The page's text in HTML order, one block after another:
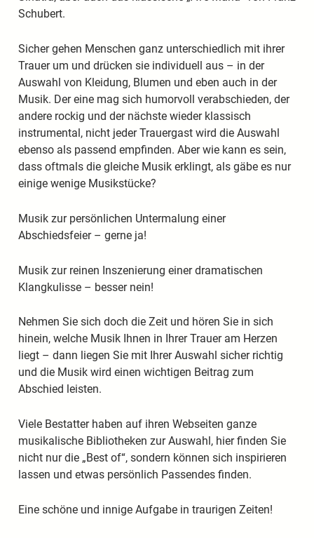
Schubert.
Sicher gehen Menschen ganz unterschiedlich mit ihrer
Trauer um und drücken sie individuell aus – in der
Auswahl von Kleidung, Blumen und eben auch in der
Musik. Der eine mag sich humorvoll verabschieden, der
andere rockig und der nächste wieder klassisch
instrumental, nicht jeder Trauergast wird die Auswahl
ebenso als passend empfinden. Aber wie kann es sein,
dass oftmals die gleiche Musik erklingt, als gäbe es nur
einige wenige Musikstücke?
Musik zur persönlichen Untermalung einer
Abschiedsfeier – gerne ja!
Musik zur reinen Inszenierung einer dramatischen
Klangkulisse – besser nein!
Nehmen Sie sich doch die Zeit und hören Sie in sich
hinein, welche Musik Ihnen in Ihrer Trauer am Herzen
liegt – dann liegen Sie mit Ihrer Auswahl sicher richtig
und die Musik wird einen wichtigen Beitrag zum
Abschied leisten.
Viele Bestatter haben auf ihren Webseiten ganze
musikalische Bibliotheken zur Auswahl, hier finden Sie
nicht nur die „Best of“, sondern können sich inspirieren
lassen und etwas persönlich Passendes finden.
Eine schöne und innige Aufgabe in traurigen Zeiten!